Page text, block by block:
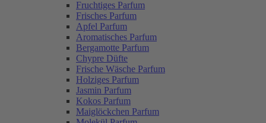
Fruchtiges Parfum
Frisches Parfum
Apfel Parfum
Aromatisches Parfum
Bergamotte Parfum
Chypre Düfte
Frische Wäsche Parfum
Holziges Parfum
Jasmin Parfum
Kokos Parfum
Maiglöckchen Parfum